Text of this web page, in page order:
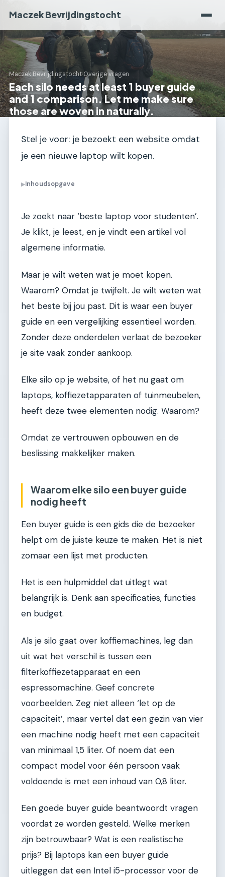
Maczek Bevrijdingstocht
Maczek Bevrijdingstocht›Overige vragen
Each silo needs at least 1 buyer guide
and 1 comparison. Let me make sure
those are woven in naturally.
Stel je voor: je bezoekt een website omdat
je een nieuwe laptop wilt kopen.
▶Inhoudsopgave
Je zoekt naar ‘beste laptop voor studenten’.
Je klikt, je leest, en je vindt een artikel vol
algemene informatie.
Maar je wilt weten wat je moet kopen.
Waarom? Omdat je twijfelt. Je wilt weten wat
het beste bij jou past. Dit is waar een buyer
guide en een vergelijking essentieel worden.
Zonder deze onderdelen verlaat de bezoeker
je site vaak zonder aankoop.
Elke silo op je website, of het nu gaat om
laptops, koffiezetapparaten of tuinmeubelen,
heeft deze twee elementen nodig. Waarom?
Omdat ze vertrouwen opbouwen en de
beslissing makkelijker maken.
Waarom elke silo een buyer guide
nodig heeft
Een buyer guide is een gids die de bezoeker
helpt om de juiste keuze te maken. Het is niet
zomaar een lijst met producten.
Het is een hulpmiddel dat uitlegt wat
belangrijk is. Denk aan specificaties, functies
en budget.
Als je silo gaat over koffiemachines, leg dan
uit wat het verschil is tussen een
filterkoffiezetapparaat en een
espressomachine. Geef concrete
voorbeelden. Zeg niet alleen ‘let op de
capaciteit’, maar vertel dat een gezin van vier
een machine nodig heeft met een capaciteit
van minimaal 1,5 liter. Of noem dat een
compact model voor één persoon vaak
voldoende is met een inhoud van 0,8 liter.
Een goede buyer guide beantwoordt vragen
voordat ze worden gesteld. Welke merken
zijn betrouwbaar? Wat is een realistische
prijs? Bij laptops kan een buyer guide
uitleggen dat een Intel i5-processor voor de